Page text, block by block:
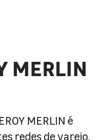
MERLIN
MERLIN é
redes de varejo,